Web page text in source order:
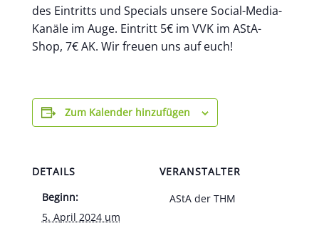
des Eintritts und Specials unsere Social-Media-
Kanäle im Auge. Eintritt 5€ im VVK im AStA-
Shop, 7€ AK. Wir freuen uns auf euch!
Zum Kalender hinzufügen
DETAILS
Beginn:
5. April 2024 um
VERANSTALTER
AStA der THM